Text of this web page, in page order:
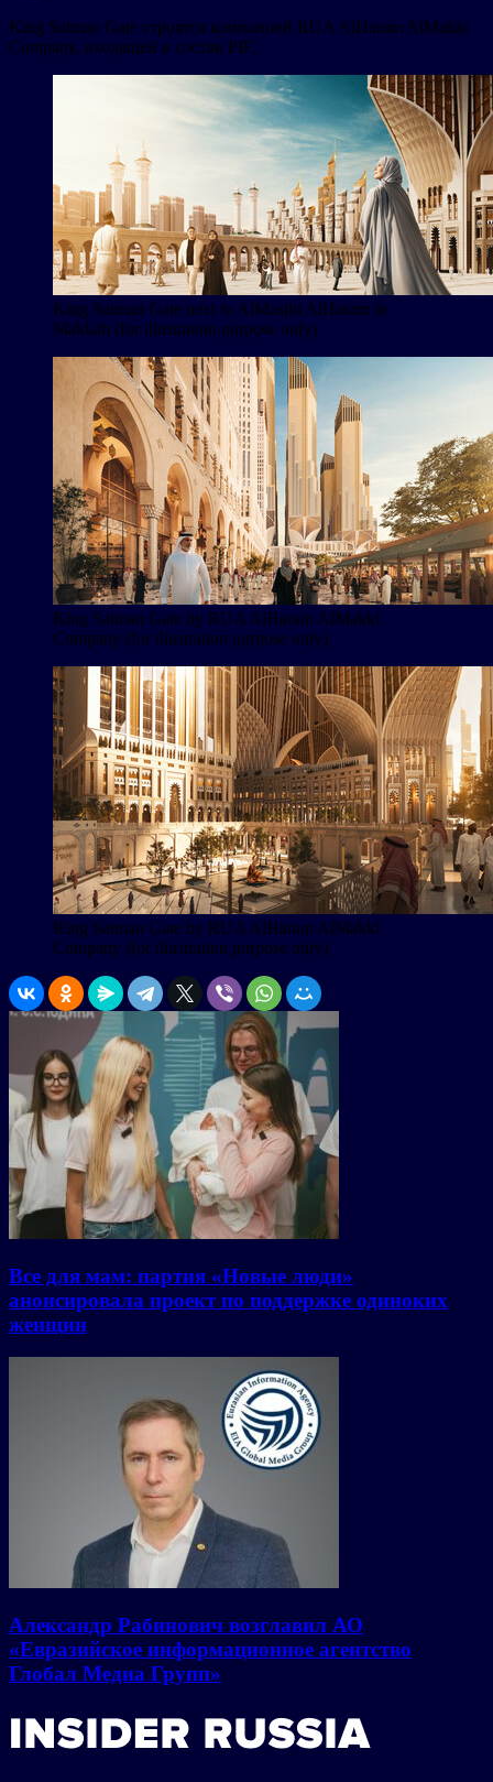
King Salman Gate строятся компанией RUA AlHaram AlMakki
Company, входящей в состав PIF.
King Salman Gate next to AlMasjid AlHaram in
Makkah (for illustration purpose only)
King Salman Gate by RUA AlHaram AlMakki
Company (for illustration purpose only)
King Salman Gate by RUA AlHaram AlMakki
Company (for illustration purpose only)
Все для мам: партия «Новые люди»
анонсировала проект по поддержке одиноких
женщин
Александр Рабинович возглавил АО
«Евразийское информационное агентство
Глобал Медиа Групп»